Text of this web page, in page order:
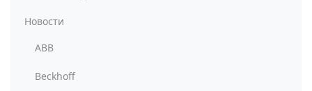
Новости
ABB
Beckhoff